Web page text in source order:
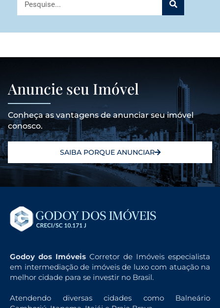
Anuncie seu Imóvel
Conheça as vantagens de anunciar seu imóvel
conosco.
SAIBA PORQUE ANUNCIAR
Godoy dos Imóveis Corretor de Imóveis especialista
em intermediação de imóveis de luxo com atuação na
melhor cidade para se investir no Brasil.
Atendendo diversas cidades como Balneário